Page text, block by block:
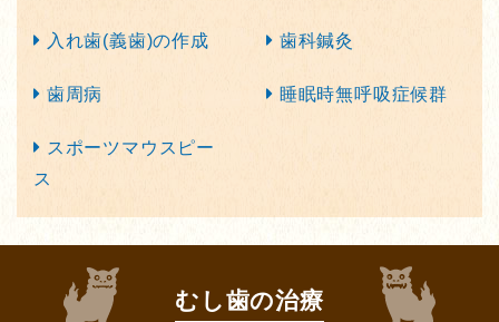
入れ歯(義歯)の作成 歯科鍼灸
歯周病 睡眠時無呼吸症候群
スポーツマウスピー
ス
むし歯の治療